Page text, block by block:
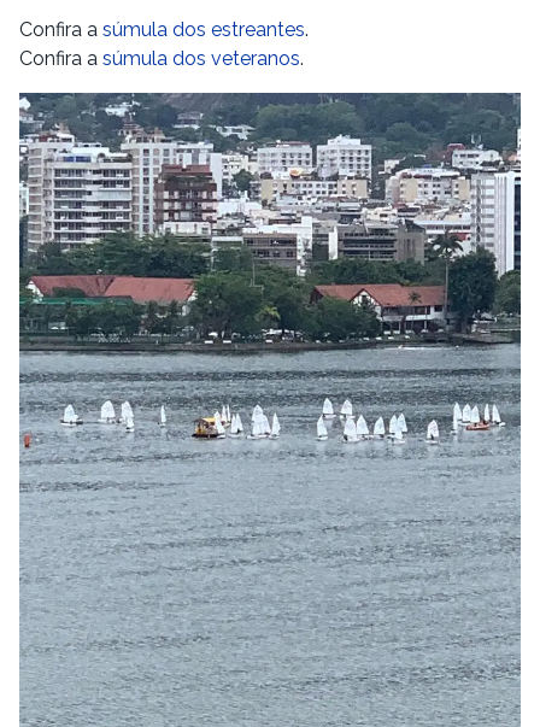
Confira a súmula dos estreantes.
Confira a súmula dos veteranos.